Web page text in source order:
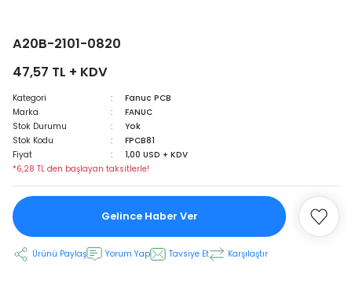
Mori Seiki CNC Kontrol Ünitesi
Sürücü
Supply
A20B-2101-0820
47,57 TL + KDV
Kategori
Fanuc PCB
Marka
FANUC
Stok Durumu
Yok
Stok Kodu
FPCB81
Fiyat
1,00 USD + KDV
*6,28 TL den başlayan taksitlerle!
Gelince Haber Ver
Ürünü Paylaş Yorum Yap Tavsiye Et Karşılaştır